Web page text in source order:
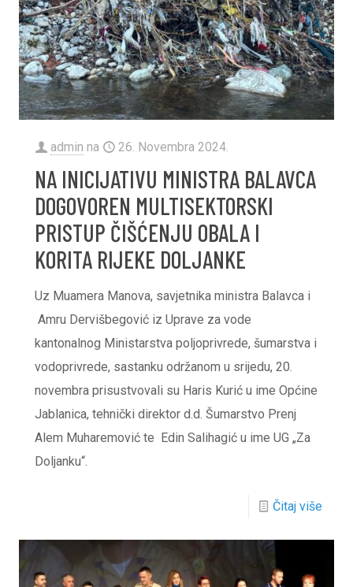
admin na 26. Novembra 2024.
NA INICIJATIVU MINISTRA BALAVCA
DOGOVOREN MULTISEKTORSKI
PRISTUP ČIŠĆENJU OBALA I
KORITA RIJEKE DOLJANKE
Uz Muamera Manova, savjetnika ministra Balavca i
Amru Dervišbegović iz Uprave za vode
kantonalnog Ministarstva poljoprivrede, šumarstva i
vodoprivrede, sastanku održanom u srijedu, 20.
novembra prisustvovali su Haris Kurić u ime Općine
Jablanica, tehnički direktor d.d. Šumarstvo Prenj
Alem Muharemović te Edin Salihagić u ime UG „Za
Doljanku“.
Čitaj više